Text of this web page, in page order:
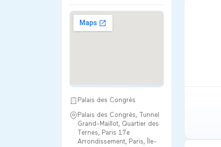
Palais des Congrès
Palais des Congrès, Tunnel
Grand-Maillot, Quartier des
Ternes, Paris 17e
Arrondissement, Paris, Île-